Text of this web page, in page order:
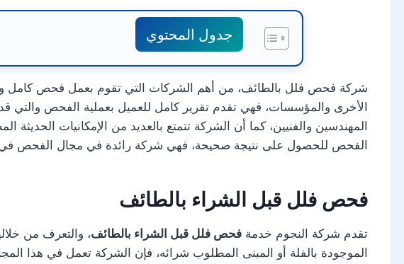
جدول المحتوي
شركة فحص فلل بالطائف، من أهم الشركات التي تقوم بعمل فحص كامل
الأخرى والمؤسسات، فهي تقدم تقرير كامل للعميل بعملية الفحص والتي
المهندسين والفنيين، كما أن الشركة تتمتع بالعديد من الإمكانيات الحديثة
الفحص للحصول على نتيجة صحيحة، فهي شركة رائدة في مجال الفحص في
فحص فلل قبل الشراء بالطائف
تقدم شركة النجوم خدمة فحص فلل قبل الشراء بالطائف، والتعرف من
الموجودة بالفلة أو المبنى المطلوب شرائه، فإن الشركة تعمل في هذا